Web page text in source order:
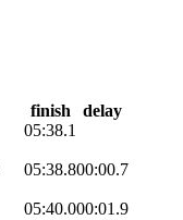
finish
delay
05:38.1
05:38.800:00.7
05:40.000:01.9